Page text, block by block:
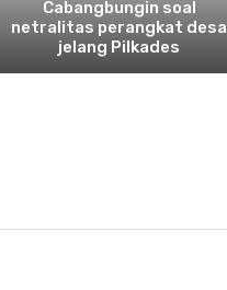
Cabangbungin soal
netralitas perangkat desa
jelang Pilkades